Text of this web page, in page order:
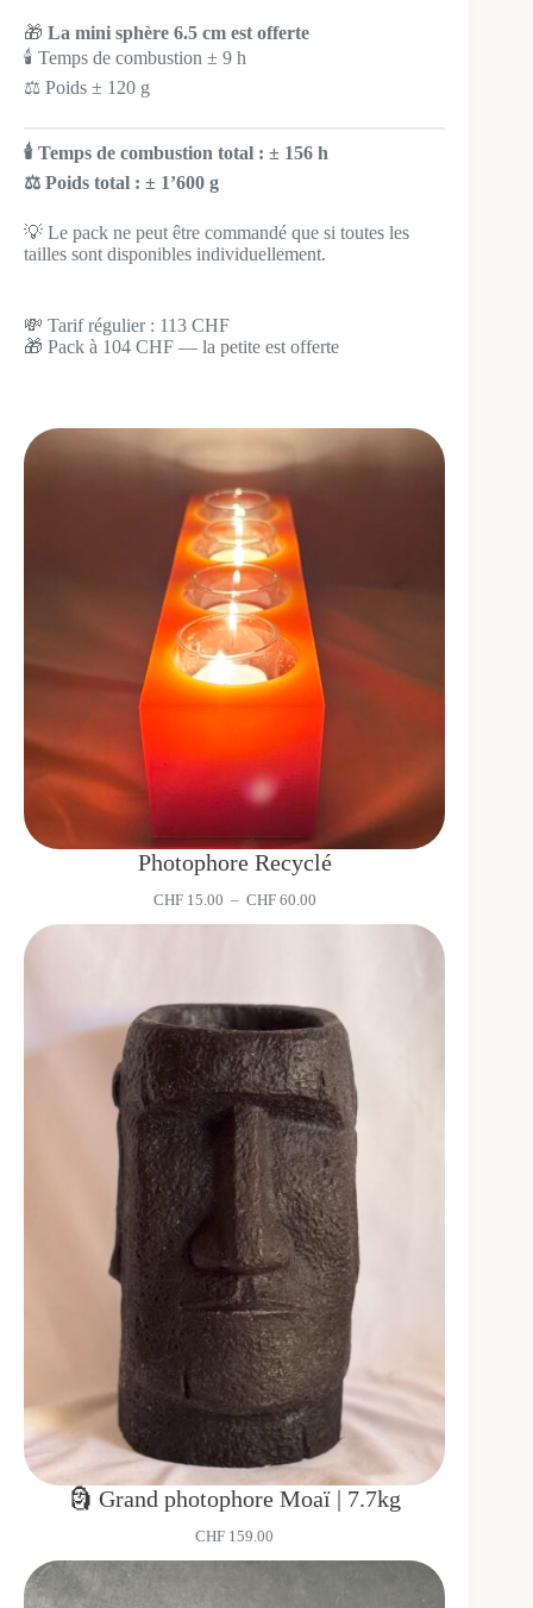
🎁 La mini sphère 6.5 cm est offerte
🕯️ Temps de combustion ± 9 h
⚖️ Poids ± 120 g
🕯️ Temps de combustion total : ± 156 h
⚖️ Poids total : ± 1’600 g
💡 Le pack ne peut être commandé que si toutes les
tailles sont disponibles individuellement.
💸 Tarif régulier : 113 CHF
🎁 Pack à 104 CHF — la petite est offerte
Photophore Recyclé
CHF15.00 – CHF60.00Plage
🗿 Grand photophore Moaï | 7.7kg
CHF 159.00